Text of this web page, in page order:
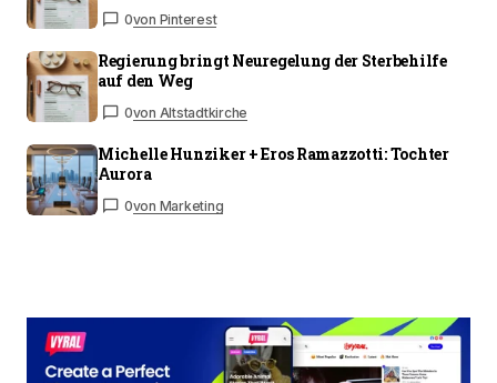
0von Pinterest
Regierung bringt Neuregelung der Sterbehilfe
auf den Weg
0von Altstadtkirche
Michelle Hunziker + Eros Ramazzotti: Tochter
Aurora
0von Marketing